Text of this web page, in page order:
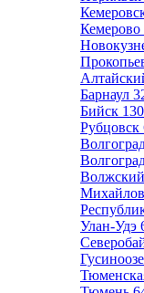
Кемерово
Барнаул
Бийск 130
Рубцовск
Волжский
Улан-Удэ